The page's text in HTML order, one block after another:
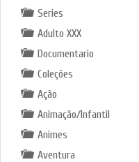
Series
Adulto XXX
Documentario
Coleções
Ação
Animação/Infantil
Animes
Aventura